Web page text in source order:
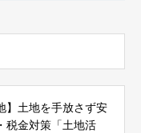
】土地を手放さず安
税金対策「土地活